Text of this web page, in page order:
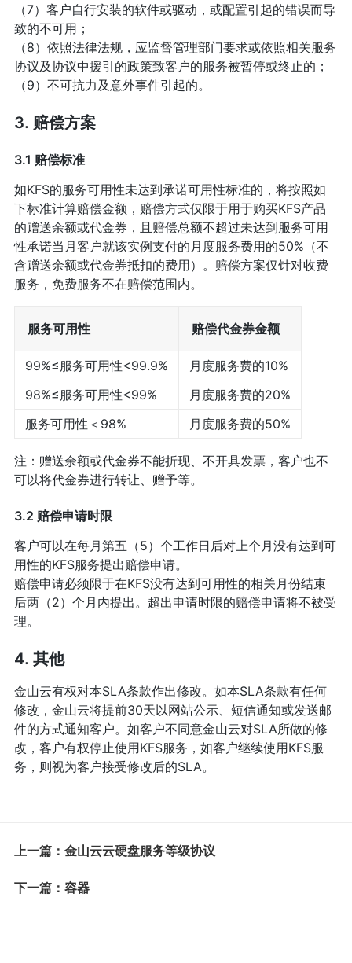
（7）客户自行安装的软件或驱动，或配置引起的错误而导
致的不可用；
（8）依照法律法规，应监督管理部门要求或依照相关服务
协议及协议中援引的政策致客户的服务被暂停或终止的；
（9）不可抗力及意外事件引起的。
3. 赔偿方案
3.1 赔偿标准
如KFS的服务可用性未达到承诺可用性标准的，将按照如
下标准计算赔偿金额，赔偿方式仅限于用于购买KFS产品
的赠送余额或代金券，且赔偿总额不超过未达到服务可用
性承诺当月客户就该实例支付的月度服务费用的50%（不
含赠送余额或代金券抵扣的费用）。赔偿方案仅针对收费
服务，免费服务不在赔偿范围内。
服务可用性 赔偿代金券金额
99%≤服务可用性<99.9%
月度服务费的10%
98%≤服务可用性<99%
月度服务费的20%
服务可用性＜98%
月度服务费的50%
注：赠送余额或代金券不能折现、不开具发票，客户也不
可以将代金券进行转让、赠予等。
3.2 赔偿申请时限
客户可以在每月第五（5）个工作日后对上个月没有达到可
用性的KFS服务提出赔偿申请。
赔偿申请必须限于在KFS没有达到可用性的相关月份结束
后两（2）个月内提出。超出申请时限的赔偿申请将不被受
理。
4. 其他
金山云有权对本SLA条款作出修改。如本SLA条款有任何
修改，金山云将提前30天以网站公示、短信通知或发送邮
件的方式通知客户。如客户不同意金山云对SLA所做的修
改，客户有权停止使用KFS服务，如客户继续使用KFS服
务，则视为客户接受修改后的SLA。
上一篇：金山云云硬盘服务等级协议
下一篇：容器